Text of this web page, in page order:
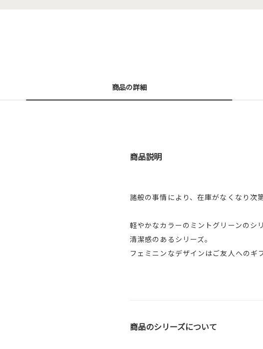
商品の詳細
商品説明
諸般の事情により、在庫がなくなり次
軽やかなカラーのミントグリーンのシ
清潔感のあるシリーズ。
フェミニンなデザインはご友人へのギ
商品のシリーズについて